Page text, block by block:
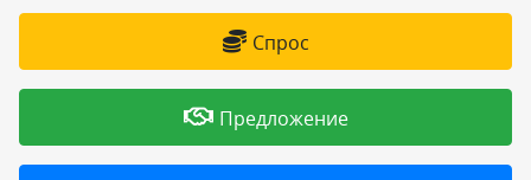
Справка
Товары и услуги
Спрос
Предложение